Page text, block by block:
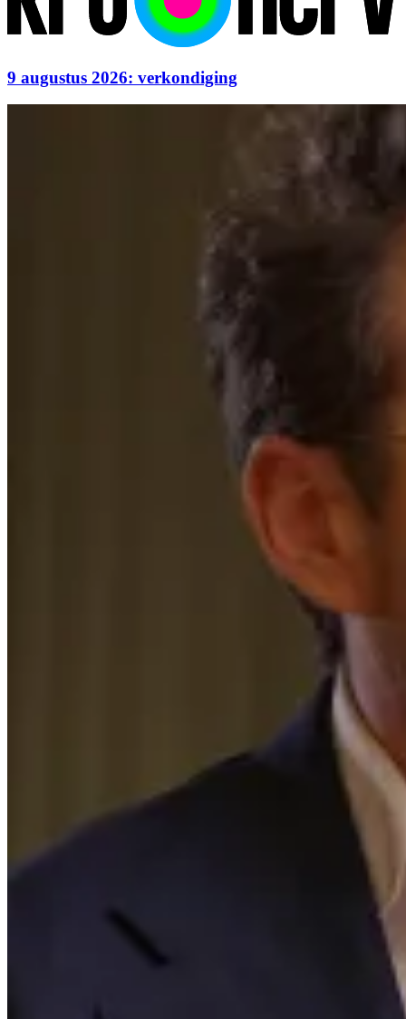
9 augustus 2026: verkondiging